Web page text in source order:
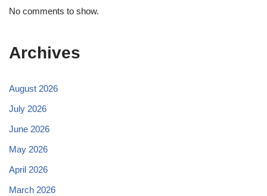
No comments to show.
Archives
August 2026
July 2026
June 2026
May 2026
April 2026
March 2026